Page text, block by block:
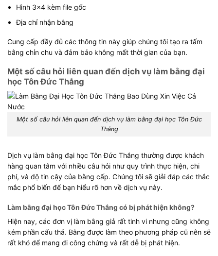
Hình 3×4 kèm file gốc
Địa chỉ nhận bằng
Cung cấp đầy đủ các thông tin này giúp chúng tôi tạo ra tấm
bằng chỉn chu và đảm bảo không mất thời gian của bạn.
Một số câu hỏi liên quan đến dịch vụ làm bằng đại
học Tôn Đức Thắng
Một số câu hỏi liên quan đến dịch vụ làm bằng đại học Tôn Đức
Thắng
Dịch vụ làm bằng đại học Tôn Đức Thắng thường được khách
hàng quan tâm với nhiều câu hỏi như quy trình thực hiện, chi
phí, và độ tin cậy của bằng cấp. Chúng tôi sẽ giải đáp các thắc
mắc phổ biến để bạn hiểu rõ hơn về dịch vụ này.
Làm bằng đại học Tôn Đức Thắng có bị phát hiện không?
Hiện nay, các đơn vị làm bằng giả rất tinh vi nhưng cũng không
kém phần cẩu thả. Bằng được làm theo phương pháp cũ nên sẽ
rất khó để mang đi công chứng và rất dễ bị phát hiện.